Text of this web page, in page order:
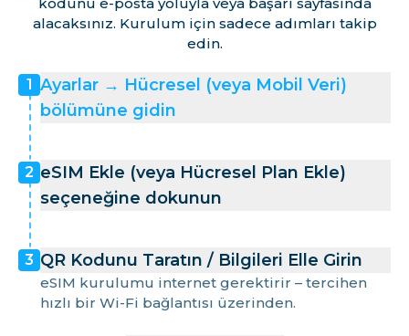
alacaksınız. Kurulum için sadece adımları takip
edin.
1
Ayarlar → Hücresel (veya Mobil Veri)
bölümüne gidin
2 eSIM Ekle (veya Hücresel Plan Ekle)
seçeneğine dokunun
3 QR Kodunu Taratın / Bilgileri Elle Girin
eSIM kurulumu internet gerektirir – tercihen
hızlı bir Wi-Fi bağlantısı üzerinden.